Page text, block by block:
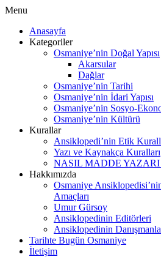
Menu
Anasayfa
Kategoriler
Osmaniye’nin Doğal Yapısı
Akarsular
Dağlar
Osmaniye’nin Tarihi
Osmaniye’nin İdari Yapısı
Osmaniye’nin Sosyo-
Osmaniye’nin Kültürü
Kurallar
Ansiklopedi’nin Etik
Yazı ve Kaynakça Kuralları
NASIL MADDE
Hakkımızda
Osmaniye
Amaçları
Umur Gürsoy
Ansiklopedinin Editörleri
Ansiklopedinin
Tarihte Bugün Osmaniye
İletişim